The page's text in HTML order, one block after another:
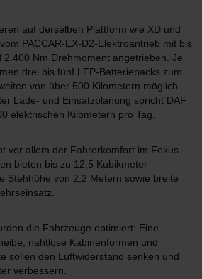
auf derselben Plattform wie XD und
PACCAR-EX-D2-Elektroantrieb mit bis
2.400 Nm Drehmoment angetrieben. Je
drei bis fünf LFP-Batteriepacks zum
von über 500 Kilometern möglich
Lade- und Einsatzplanung spricht DAF
elektrischen Kilometern pro Tag.
vor allem der Fahrerkomfort im Fokus.
bieten bis zu 12,5 Kubikmeter
Stehhöhe von 2,2 Metern sowie breite
die Fahrzeuge optimiert: Eine
nahtlose Kabinenformen und
sollen den Luftwiderstand senken und
verbessern.